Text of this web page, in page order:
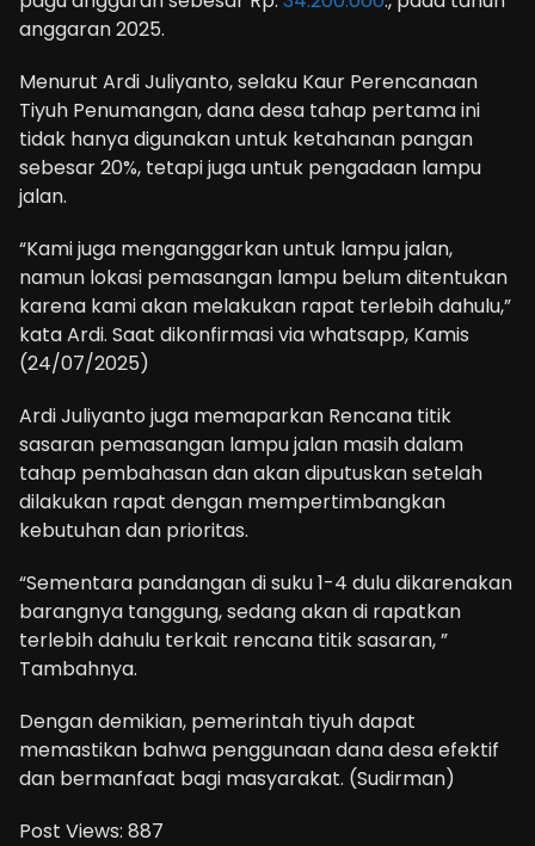
anggaran 2025.
Menurut Ardi Juliyanto, selaku Kaur Perencanaan
Tiyuh Penumangan, dana desa tahap pertama ini
tidak hanya digunakan untuk ketahanan pangan
sebesar 20%, tetapi juga untuk pengadaan lampu
jalan.
“Kami juga menganggarkan untuk lampu jalan,
namun lokasi pemasangan lampu belum ditentukan
karena kami akan melakukan rapat terlebih dahulu,”
kata Ardi. Saat dikonfirmasi via whatsapp, Kamis
(24/07/2025)
Ardi Juliyanto juga memaparkan Rencana titik
sasaran pemasangan lampu jalan masih dalam
tahap pembahasan dan akan diputuskan setelah
dilakukan rapat dengan mempertimbangkan
kebutuhan dan prioritas.
“Sementara pandangan di suku 1-4 dulu dikarenakan
barangnya tanggung, sedang akan di rapatkan
terlebih dahulu terkait rencana titik sasaran, ”
Tambahnya.
Dengan demikian, pemerintah tiyuh dapat
memastikan bahwa penggunaan dana desa efektif
dan bermanfaat bagi masyarakat. (Sudirman)
Post Views: 887